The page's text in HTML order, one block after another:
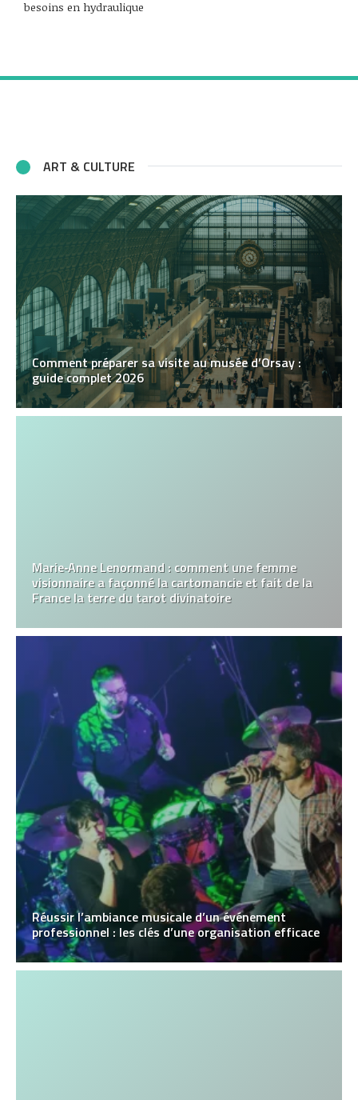
besoins en hydraulique
ART & CULTURE
Comment préparer sa visite au musée d’Orsay :
guide complet 2026
Marie‑Anne Lenormand : comment une femme
visionnaire a façonné la cartomancie et fait de la
France la terre du tarot divinatoire
Réussir l’ambiance musicale d’un événement
professionnel : les clés d’une organisation efficace